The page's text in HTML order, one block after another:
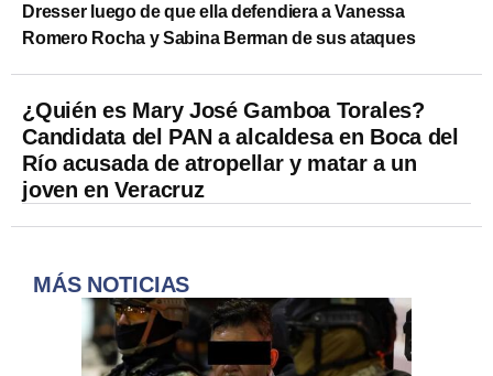
Dresser luego de que ella defendiera a Vanessa
Romero Rocha y Sabina Berman de sus ataques
¿Quién es Mary José Gamboa Torales?
Candidata del PAN a alcaldesa en Boca del
Río acusada de atropellar y matar a un
joven en Veracruz
MÁS NOTICIAS